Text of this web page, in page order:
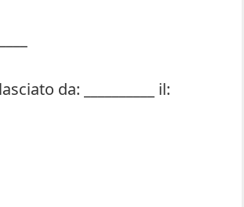
da: __________ il: